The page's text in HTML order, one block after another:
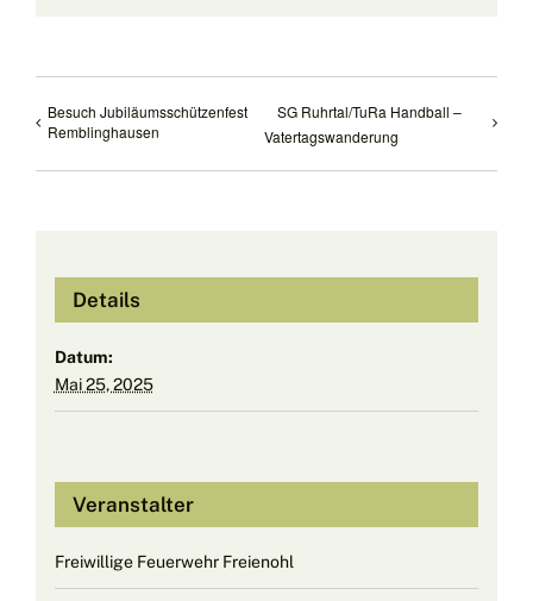
Besuch Jubiläumsschützenfest
Remblinghausen
SG Ruhrtal/TuRa Handball –
Vatertagswanderung
Details
Datum:
Mai 25, 2025
Veranstalter
Freiwillige Feuerwehr Freienohl